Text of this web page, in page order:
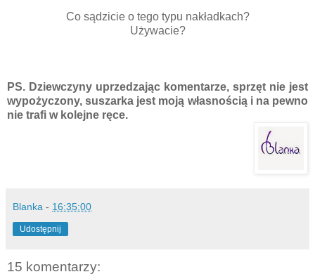
Co sądzicie o tego typu nakładkach?
Używacie?
PS. Dziewczyny uprzedzając komentarze, sprzęt nie jest
wypożyczony, suszarka jest moją własnością i na pewno
nie trafi w kolejne ręce.
Blanka - 16:35:00
Udostępnij
15 komentarzy: